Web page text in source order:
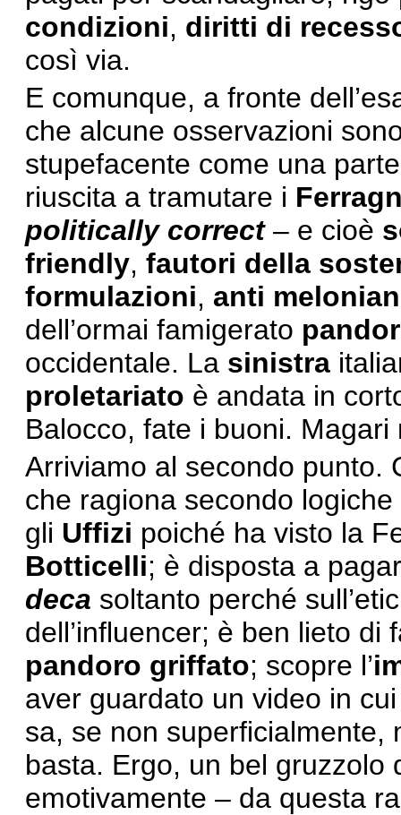
condizioni, diritti di
così via.
E comunque, a fronte
che alcune osservazioni
stupefacente come una
riuscita a tramutare i
politically correct – e cioè
friendly, fautori della
formulazioni, anti
dell’ormai famigerato
occidentale. La sinistra
proletariato è andata in
Balocco, fate i buoni. Magari
Arriviamo al secondo punto.
che ragiona secondo
gli Uffizi poiché ha visto la
Botticelli; è disposta a
deca soltanto perché
dell’influencer; è ben lieto
pandoro griffato; scopre l’
aver guardato un video in
sa, se non superficialmente,
basta. Ergo, un bel gruzzolo
emotivamente – da questa